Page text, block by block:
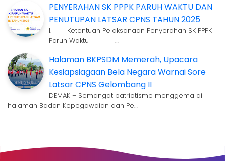
PENYERAHAN SK PPPK PARUH WAKTU DAN
PENUTUPAN LATSAR CPNS TAHUN 2025
I. Ketentuan Pelaksanaan Penyerahan SK PPPK
Paruh Waktu …
Halaman BKPSDM Memerah, Upacara
Kesiapsiagaan Bela Negara Warnai Sore
Latsar CPNS Gelombang II
DEMAK – Semangat patriotisme menggema di
halaman Badan Kepegawaian dan Pe…